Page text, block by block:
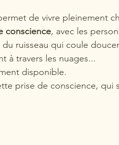
de vivre pleinement
conscience, avec les
ruisseau qui coule
à travers les nuages...
disponible.
prise de conscience, qui